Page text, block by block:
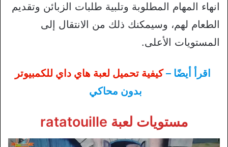
انهاء المهام المطلوبة وتلبية طلبات الزبائن وتقديم
الطعام لهم، وسيمكنك ذلك من الانتقال إلى
المستويات الأعلى.
اقرأ أيضًا –كيفية تحميل لعبة هاي داي للكمبيوتر
بدون محاكي
مستويات لعبة ratatouille